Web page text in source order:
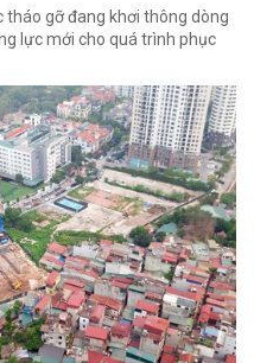
tháo gỡ đang khơi thông dòng
lực mới cho quá trình phục